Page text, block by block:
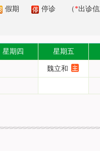
假期 停诊 （*出诊
星期四 星期五
魏立和